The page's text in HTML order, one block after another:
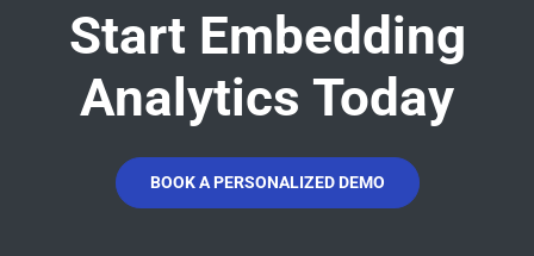
Start Embedding
Analytics Today
BOOK A PERSONALIZED DEMO